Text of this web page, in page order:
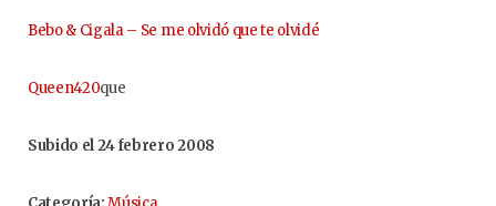
Bebo & Cigala – Se me olvidó que te olvidé
Queen420que
Subido el 24 febrero 2008